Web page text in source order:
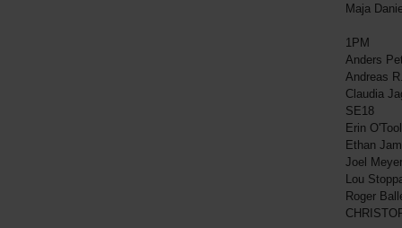
Maja
1PM
Anders
Andreas
Claudia
SE18
Erin
Ethan
Joel
Lou
Roger